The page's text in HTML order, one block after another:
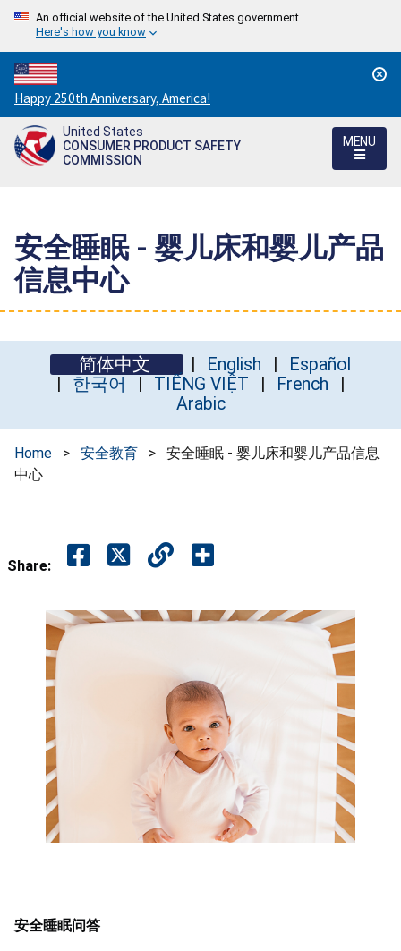
An official website of the United States government
Here's how you know
Countdown
to
America's
250th
Happy 250th Anniversary, America!
United States
CONSUMER PRODUCT SAFETY
COMMISSION
MENU
安全睡眠 - 婴儿床和婴儿产品
信息中心
简体中文 English
Español
한국어
TIẾNG VIỆT
French
Arabic
Home > 安全教育 >
安全睡眠 - 婴儿床和婴儿产品信息
中心
Share:
安全睡眠问答